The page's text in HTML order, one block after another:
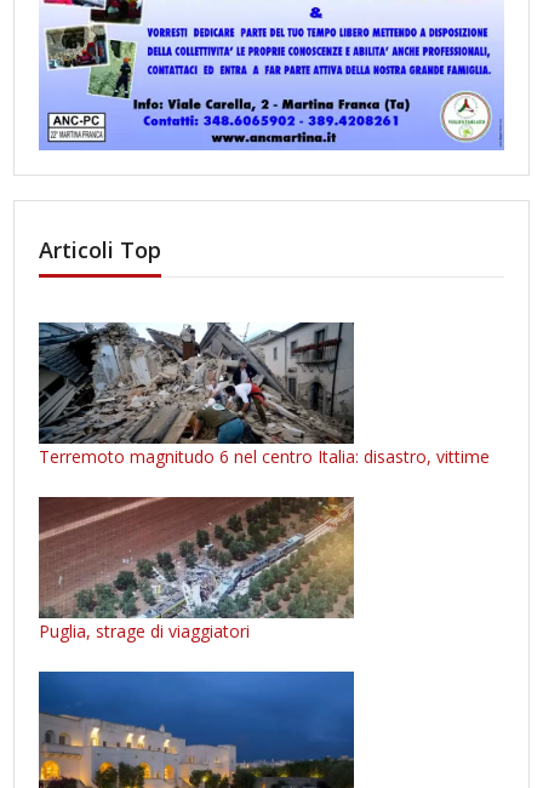
Articoli Top
Terremoto magnitudo 6 nel centro Italia: disastro, vittime
Puglia, strage di viaggiatori